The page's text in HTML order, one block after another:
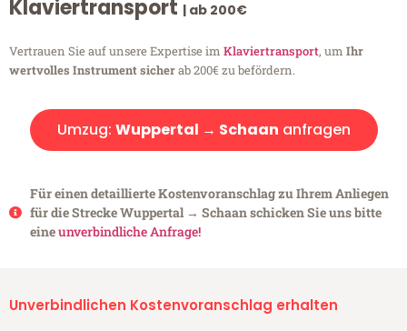
Klaviertransport | ab 200€
Vertrauen Sie auf unsere Expertise im Klaviertransport, um Ihr
wertvolles Instrument sicherab 200€ zu befördern.
Umzug: Wuppertal → Schaan anfragen
Für einen detaillierte Kostenvoranschlag zu Ihrem Anliegen
für die Strecke Wuppertal → Schaan schicken Sie uns bitte
eineunverbindliche Anfrage!
Unverbindlichen Kostenvoranschlag erhalten